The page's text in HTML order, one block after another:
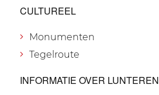
CULTUREEL
Monumenten
Tegelroute
INFORMATIE OVER LUNTEREN